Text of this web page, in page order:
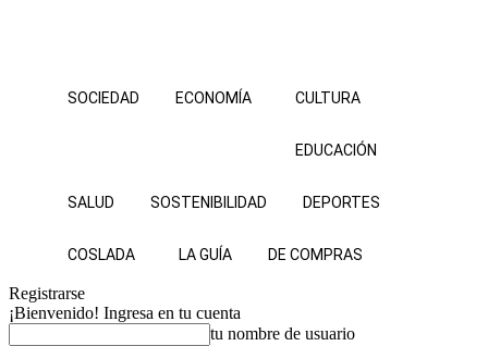
SOCIEDAD ECONOMÍA CULTURA
EDUCACIÓN
SALUD SOSTENIBILIDAD DEPORTES
COSLADA LA GUÍA DE COMPRAS
Registrarse
¡Bienvenido! Ingresa en tu cuenta
tu nombre de usuario